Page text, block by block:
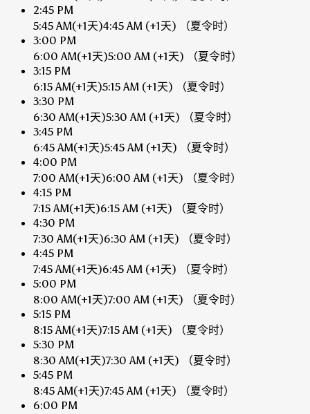
2:45 PM
5:45 AM(+1天)4:45 AM (+1天)
（夏令时）
3:00 PM
6:00 AM(+1天)5:00 AM (+1天)
（夏令时）
3:15 PM
6:15 AM(+1天)5:15 AM (+1天)
（夏令时）
3:30 PM
6:30 AM(+1天)5:30 AM (+1天)
（夏令时）
3:45 PM
6:45 AM(+1天)5:45 AM (+1天)
（夏令时）
4:00 PM
7:00 AM(+1天)6:00 AM (+1天)
（夏令时）
4:15 PM
7:15 AM(+1天)6:15 AM (+1天)
（夏令时）
4:30 PM
7:30 AM(+1天)6:30 AM (+1天)
（夏令时）
4:45 PM
7:45 AM(+1天)6:45 AM (+1天)
（夏令时）
5:00 PM
8:00 AM(+1天)7:00 AM (+1天)
（夏令时）
5:15 PM
8:15 AM(+1天)7:15 AM (+1天)
（夏令时）
5:30 PM
8:30 AM(+1天)7:30 AM (+1天)
（夏令时）
5:45 PM
8:45 AM(+1天)7:45 AM (+1天)
（夏令时）
6:00 PM